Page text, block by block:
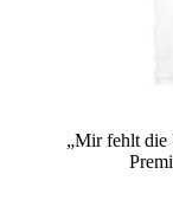
„Mir fehlt die